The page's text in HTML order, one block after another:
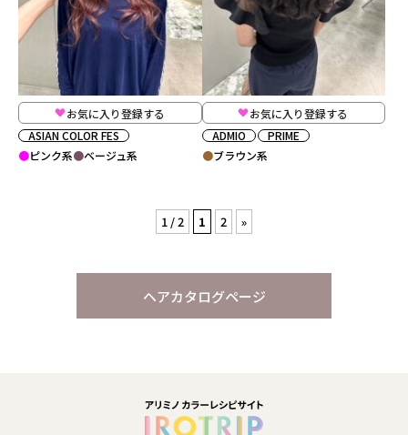
お気に入り登録する
ASIAN COLOR FES
ピンク系
ベージュ系
お気に入り登録する
ADMIO
PRIME
ブラウン系
1 / 2 1 2 »
ヘアカタログページ